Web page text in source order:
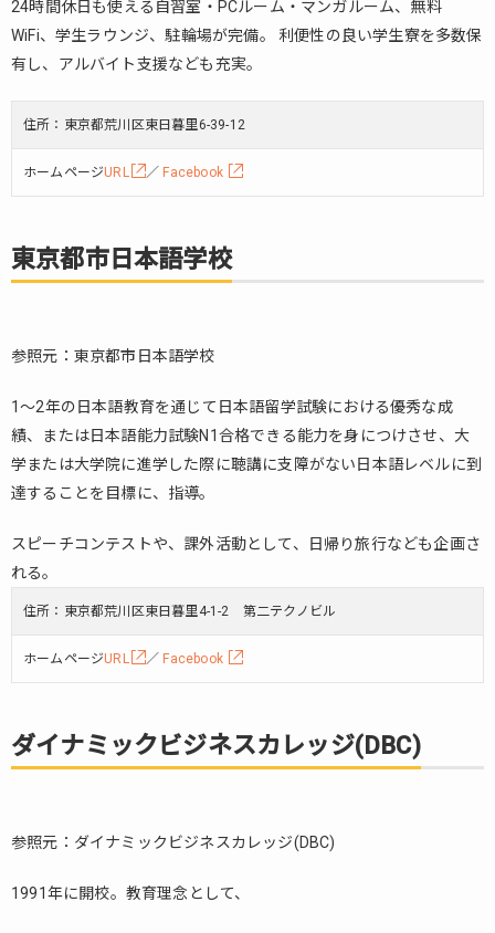
校
ま
と
め
24時間休日も使える自習室・PCルーム・マンガルーム、無料
WiFi、学生ラウンジ、駐輪場が完備。 利便性の良い学生寮を多数保
有し、アルバイト支援なども充実。
住所：東京都荒川区東日暮里6-39-12
ホームページURL ／ Facebook
東京都市日本語学校
参照元：東京都市日本語学校
1〜2年の日本語教育を通じて日本語留学試験における優秀な成
績、または日本語能力試験N1合格できる能力を身につけさせ、大
学または大学院に進学した際に聴講に支障がない日本語レベルに到
達することを目標に、指導。
スピーチコンテストや、課外活動として、日帰り旅行なども企画さ
れる。
住所：東京都荒川区東日暮里4-1-2 第二テクノビル
ホームページURL ／ Facebook
ダイナミックビジネスカレッジ(DBC)
参照元：ダイナミックビジネスカレッジ(DBC)
1991年に開校。教育理念として、